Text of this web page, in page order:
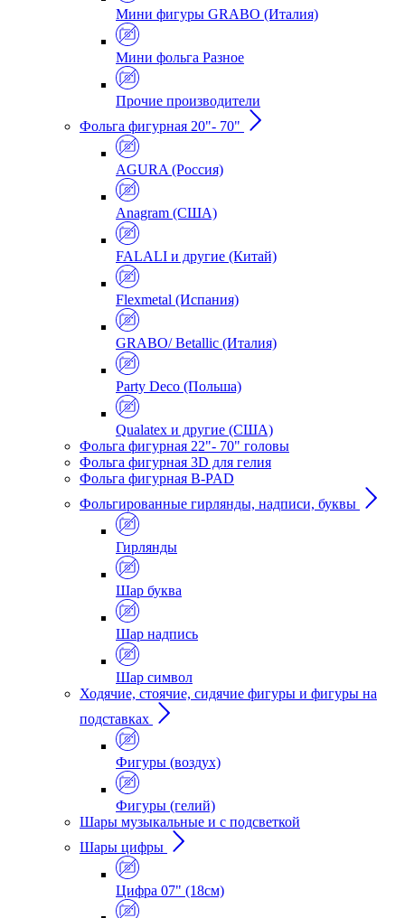
Мини фигуры GRABO (Италия)
Мини фольга Разное
Прочие производители
Фольга фигурная 20"- 70"
AGURA (Россия)
Anagram (США)
FALALI и другие (Китай)
Flexmetal (Испания)
GRABO/ Betallic (Италия)
Party Deco (Польша)
Qualatex и другие (США)
Фольга фигурная 22"- 70" головы
Фольга фигурная 3D для гелия
Фольга фигурная B-PAD
Фольгированные гирлянды, надписи, буквы
Гирлянды
Шар буква
Шар надпись
Шар символ
Ходячие, стоячие, сидячие фигуры и фигуры на
подставках
Фигуры (воздух)
Фигуры (гелий)
Шары музыкальные и с подсветкой
Шары цифры
Цифра 07" (18см)